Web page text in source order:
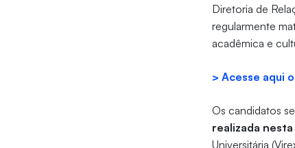
Diretoria de
regularmente
acadêmica e
> Acesse aqui
Os candidatos
realizada
Universitária